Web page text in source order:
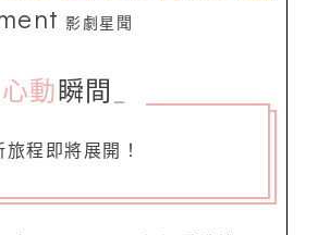
影劇星聞
心動 瞬間
旅程即將展開！